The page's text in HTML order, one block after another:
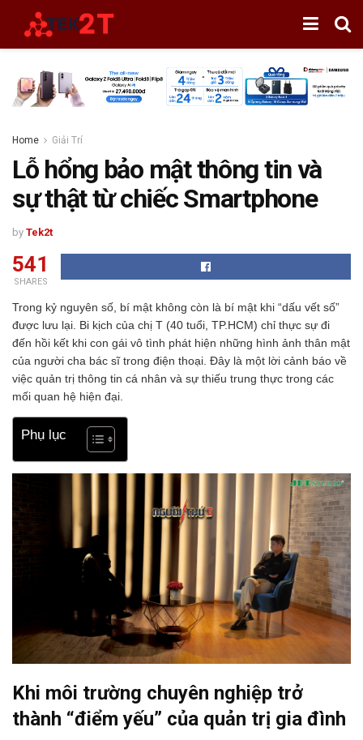
Home Giải Trí
Lỗ hổng bảo mật thông tin và
sự thật từ chiếc Smartphone
by Tek2t
541
SHARES
Trong kỷ nguyên số, bí mật không còn là bí mật khi “dấu vết số”
được lưu lại. Bi kịch của chị T (40 tuổi, TP.HCM) chỉ thực sự đi
đến hồi kết khi con gái vô tình phát hiện những hình ảnh thân mật
của người cha bác sĩ trong điện thoại. Đây là một lời cảnh báo về
việc quản trị thông tin cá nhân và sự thiếu trung thực trong các
mối quan hệ hiện đại.
Phụ lục
Khi môi trường chuyên nghiệp trở
thành “điểm yếu” của quản trị gia đình